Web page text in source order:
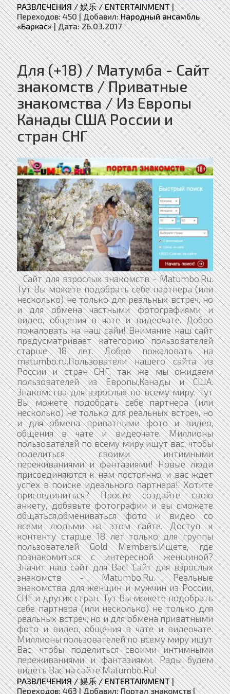
РАЗВЛЕЧЕНИЯ / 娱乐 / ENTERTAINMENT|
Переходов: 450 |Добавил: Народный ансамбль
«Баркас» |Дата: 26.03.2017
Для (+18) / Матумба - Сайт
знакомств / Приватные
знакомства / Из Европы
Канады США России и
стран СНГ
Сайт для взрослых знакомств - Matumbo.Ru.
Тут Вы можете подобрать себе партнера (или
несколько) не только для реальных встреч, но
и для обмена частными фотографиями и
видео, общения в чате и видеочате. Добро
пожаловать на наш сайи! Внимание наш сайт
предусматривает категорию пользователей
старше 18 лет. Добро пожаловать на
matumbo.ru.Пользователи нашего сайта из
России и стран СНГ, так же мы ожидаем
пользователей из Европы,Канады и США.
Знакомства для взрослых по всему миру. Тут
Вы можете подобрать себе партнера (или
несколько) не только для реальных встреч, но
и для обмена приватными фото и видео,
общения в чате и видеочате. Миллионы
пользователей по всему миру ищут вас, чтобы
поделиться своими интимными
переживаниями и фантазиями! Новые люди
присоединяются к нам постоянно, и вас ждет
успех в поиске идеального партнера!. Хотите
присоединиться? Просто создайте свою
анкету, добавьте фотографии и вы сможете
общаться,обмениваться фото и видео со
всеми людьми на этом сайте. Доступ к
контенту старше 18 лет только для группы
пользователей Gold Members.Ищете, где
познакомиться с интересной женщиной?
Значит наш сайт для Вас! Сайт для взрослых
знакомств - Matumbo.Ru. Реальные
знакомства для женщин и мужчин из России,
СНГ и других стран. Тут Вы можете подобрать
себе партнера (или несколько) не только для
реальных встреч, но и для обмена приватными
фото и видео, общения в чате и видеочате.
Миллионы пользователей по всему миру ищут
Вас, чтобы поделиться своими интимными
переживаниями и фантазиями. Рады будем
видеть Вас на сайте Matumbo.Ru!
РАЗВЛЕЧЕНИЯ / 娱乐 / ENTERTAINMENT|
Переходов: 463 |Добавил: Портал знакомств |